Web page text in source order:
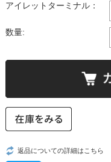
アイレットターミナル：
数量:
返品についての詳細はこちら